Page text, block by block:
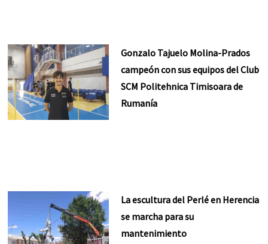
Gonzalo Tajuelo Molina-Prados
campeón con sus equipos del Club
SCM Politehnica Timisoara de
Rumanía
La escultura del Perlé en Herencia
se marcha para su
mantenimiento